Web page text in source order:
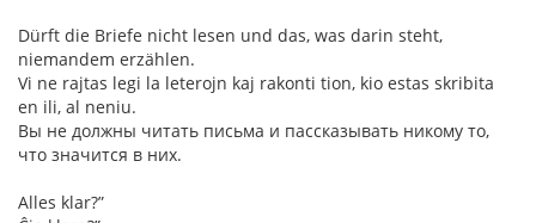
Dürft die Briefe nicht lesen und das, was darin steht,
niemandem erzählen.
Vi ne rajtas legi la leterojn kaj rakonti tion, kio estas skribita
en ili, al neniu.
Вы не должны читать письма и пассказывать никому то,
что значится в них.
Alles klar?”